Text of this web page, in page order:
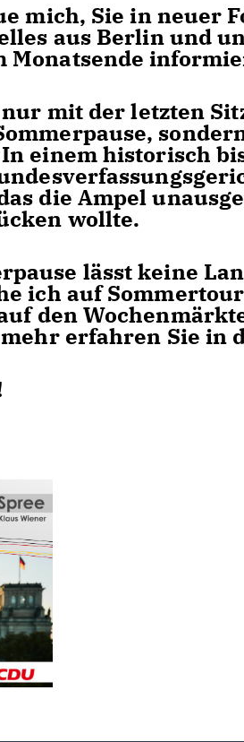
mich, Sie in neuer
aus Berlin und
Monatsende
mit der letzten
einem historisch
die Ampel
wollte.
lässt keine
ich auf
den
erfahren Sie in